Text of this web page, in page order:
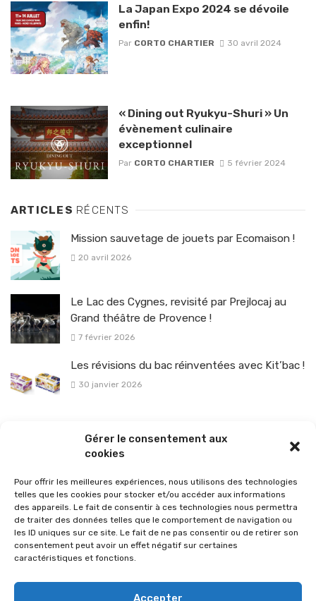
Gérer le consentement aux
cookies
Pour offrir les meilleures expériences, nous utilisons des technologies
telles que les cookies pour stocker et/ou accéder aux informations
des appareils. Le fait de consentir à ces technologies nous permettra
de traiter des données telles que le comportement de navigation ou
les ID uniques sur ce site. Le fait de ne pas consentir ou de retirer son
consentement peut avoir un effet négatif sur certaines
caractéristiques et fonctions.
Accepter
La Japan Expo 2024 se dévoile
enfin!
Par CORTO CHARTIER 30 avril 2024
« Dining out Ryukyu-Shuri » Un
évènement culinaire
exceptionnel
Par CORTO CHARTIER 5 février 2024
ARTICLES RÉCENTS
Mission sauvetage de jouets par Ecomaison !
20 avril 2026
Le Lac des Cygnes, revisité par Prejlocaj au
Grand théâtre de Provence !
7 février 2026
Les révisions du bac réinventées avec Kit’bac !
30 janvier 2026